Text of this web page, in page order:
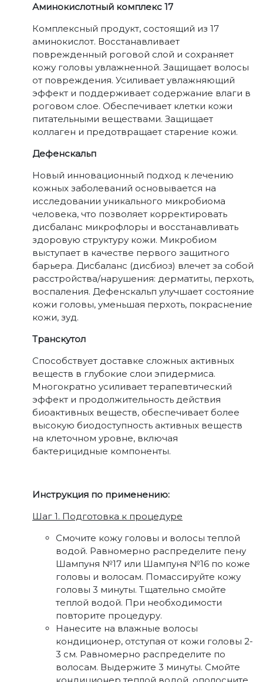
Аминокислотный комплекс 17
Комплексный продукт, состоящий из 17
аминокислот. Восстанавливает
поврежденный роговой слой и сохраняет
кожу головы увлажненной. Защищает волосы
от повреждения. Усиливает увлажняющий
эффект и поддерживает содержание влаги в
роговом слое. Обеспечивает клетки кожи
питательными веществами. Защищает
коллаген и предотвращает старение кожи.
Дефенскальп
Новый инновационный подход к лечению
кожных заболеваний основывается на
исследовании уникального микробиома
человека, что позволяет корректировать
дисбаланс микрофлоры и восстанавливать
здоровую структуру кожи. Микробиом
выступает в качестве первого защитного
барьера. Дисбаланс (дисбиоз) влечет за собой
расстройства/нарушения: дерматиты, перхоть,
воспаления. Дефенскальп улучшает состояние
кожи головы, уменьшая перхоть, покраснение
кожи, зуд.
Транскутол
Способствует доставке сложных активных
веществ в глубокие слои эпидермиса.
Многократно усиливает терапевтический
эффект и продолжительность действия
биоактивных веществ, обеспечивает более
высокую биодоступность активных веществ
на клеточном уровне, включая
бактерицидные компоненты.
Инструкция по применению:
Шаг 1. Подготовка к процедуре
Смочите кожу головы и волосы теплой
водой. Равномерно распределите пену
Шампуня №17 или Шампуня №16 по коже
головы и волосам. Помассируйте кожу
головы 3 минуты. Тщательно смойте
теплой водой. При необходимости
повторите процедуру.
Нанесите на влажные волосы
кондиционер, отступая от кожи головы 2-
3 см. Равномерно распределите по
волосам. Выдержите 3 минуты. Смойте